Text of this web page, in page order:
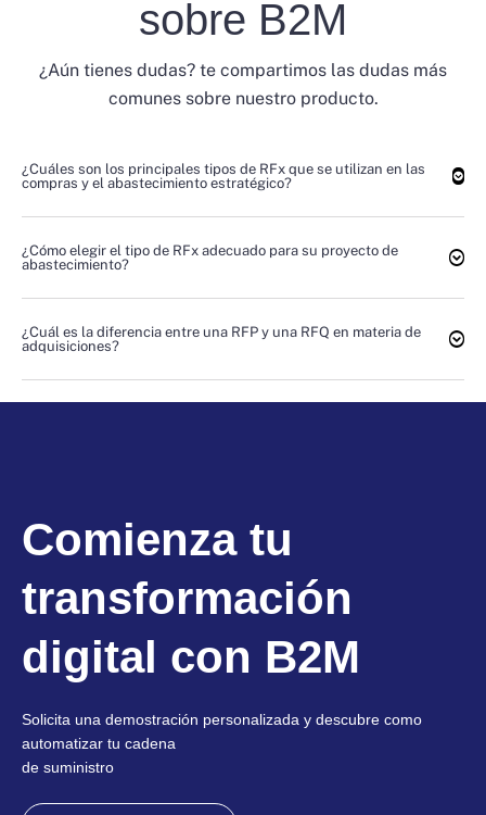
sobre B2M
¿Aún tienes dudas? te compartimos las dudas más
comunes sobre nuestro producto.
¿Cuáles son los principales tipos de RFx que se utilizan en las
compras y el abastecimiento estratégico?
¿Cómo elegir el tipo de RFx adecuado para su proyecto de
abastecimiento?
¿Cuál es la diferencia entre una RFP y una RFQ en materia de
adquisiciones?
Comienza tu
transformación
digital con B2M
Solicita una demostración personalizada y descubre como
automatizar tu cadena
de suministro